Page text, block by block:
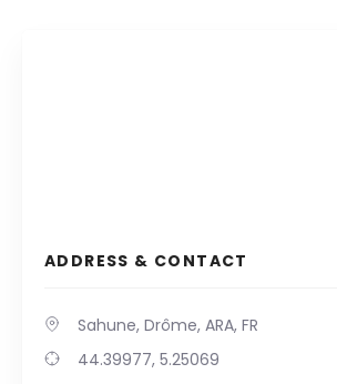
ADDRESS & CONTACT
Sahune, Drôme, ARA, FR
44.39977, 5.25069